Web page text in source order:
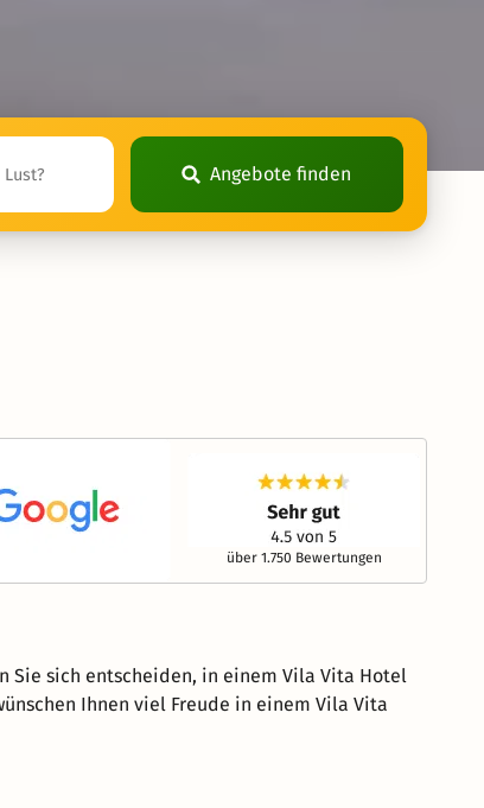
Angebote finden
über 1.750 Bewertungen
Sie sich entscheiden, in einem Vila Vita Hotel
Ihnen viel Freude in einem Vila Vita